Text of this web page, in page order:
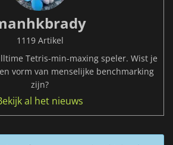
1119 Artikel
Tetris-min-maxing speler. Wist je
vorm van menselijke benchmarking
zijn?
al het nieuws